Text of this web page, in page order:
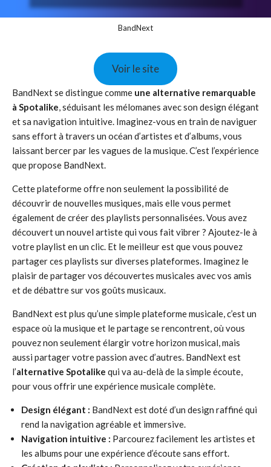
BandNext
Voir le site
BandNext se distingue comme une alternative remarquable
à Spotalike, séduisant les mélomanes avec son design élégant
et sa navigation intuitive. Imaginez-vous en train de naviguer
sans effort à travers un océan d’artistes et d’albums, vous
laissant bercer par les vagues de la musique. C’est l’expérience
que propose BandNext.
Cette plateforme offre non seulement la possibilité de
découvrir de nouvelles musiques, mais elle vous permet
également de créer des playlists personnalisées. Vous avez
découvert un nouvel artiste qui vous fait vibrer ? Ajoutez-le à
votre playlist en un clic. Et le meilleur est que vous pouvez
partager ces playlists sur diverses plateformes. Imaginez le
plaisir de partager vos découvertes musicales avec vos amis
et de débattre sur vos goûts musicaux.
BandNext est plus qu’une simple plateforme musicale, c’est un
espace où la musique et le partage se rencontrent, où vous
pouvez non seulement élargir votre horizon musical, mais
aussi partager votre passion avec d’autres. BandNext est
l’alternative Spotalike qui va au-delà de la simple écoute,
pour vous offrir une expérience musicale complète.
Design élégant : BandNext est doté d’un design raffiné qui
rend la navigation agréable et immersive.
Navigation intuitive : Parcourez facilement les artistes et
les albums pour une expérience d’écoute sans effort.